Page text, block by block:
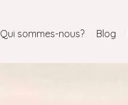
Qui sommes-nous? Blog